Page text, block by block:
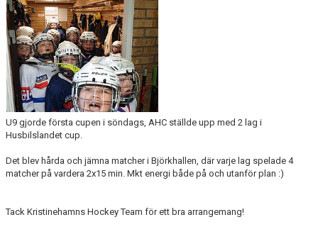
U9 gjorde första cupen i söndags, AHC ställde upp med 2 lag i
Husbilslandet cup.
Det blev hårda och jämna matcher i Björkhallen, där varje lag spelade 4
matcher på vardera 2x15 min. Mkt energi både på och utanför plan :)
Tack Kristinehamns Hockey Team för ett bra arrangemang!